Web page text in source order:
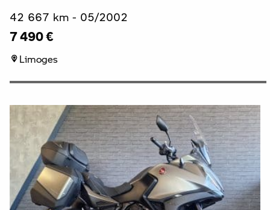
42 667 km - 05/2002
7 490 €
Limoges